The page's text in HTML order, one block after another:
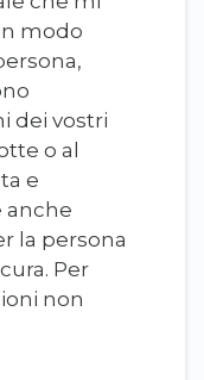
modo
dei vostri
o al
e
anche
la persona
Per
non